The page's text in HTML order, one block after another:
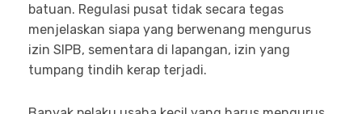
batuan. Regulasi pusat tidak secara tegas
menjelaskan siapa yang berwenang mengurus
izin SIPB, sementara di lapangan, izin yang
tumpang tindih kerap terjadi.